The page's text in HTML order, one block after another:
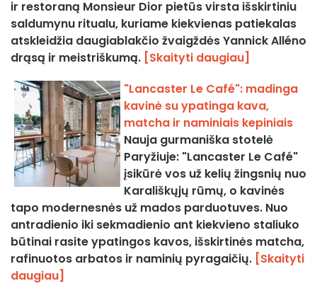
ir restoraną Monsieur Dior pietūs virsta išskirtiniu
saldumynu ritualu, kuriame kiekvienas patiekalas
atskleidžia daugiablakčio žvaigždės Yannick Alléno
drąsą ir meistriškumą. [Skaityti daugiau]
"Lancaster Le Café": madinga
kavinė su ypatinga kava,
matcha ir naminiais kepiniais
Nauja gurmaniška stotelė
Paryžiuje: "Lancaster Le Café"
įsikūrė vos už kelių žingsnių nuo
Karališkųjų rūmų, o kavinės
tapo modernesnės už mados parduotuves. Nuo
antradienio iki sekmadienio ant kiekvieno staliuko
būtinai rasite ypatingos kavos, išskirtinės matcha,
rafinuotos arbatos ir naminių pyragaičių. [Skaityti
daugiau]